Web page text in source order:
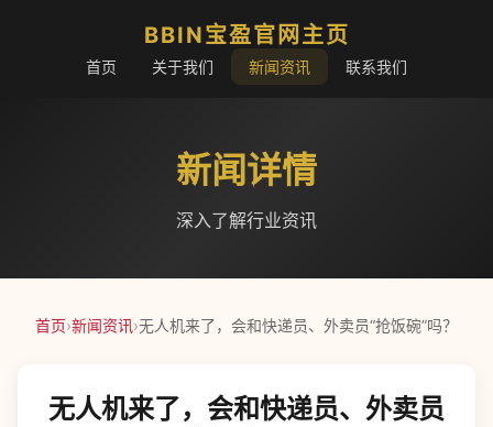
BBIN宝盈官网主页
首页 关于我们 新闻资讯 联系我们
新闻详情
深入了解行业资讯
首页›新闻资讯›无人机来了，会和快递员、外卖员“抢饭碗”吗？
无人机来了，会和快递员、外卖员